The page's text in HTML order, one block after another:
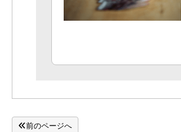
前のページへ